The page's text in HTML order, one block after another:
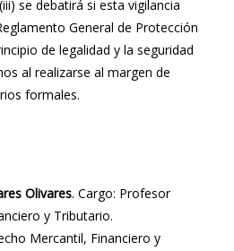
se debatirá si esta vigilancia
General de Protección
de legalidad y la seguridad
al realizarse al margen de
formales.
Olivares. Cargo: Profesor
y Tributario.
Mercantil, Financiero y